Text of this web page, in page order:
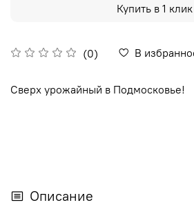
(0) В
Купить в 1 клик
Сверх урожайный в Подмосковье!
Описание